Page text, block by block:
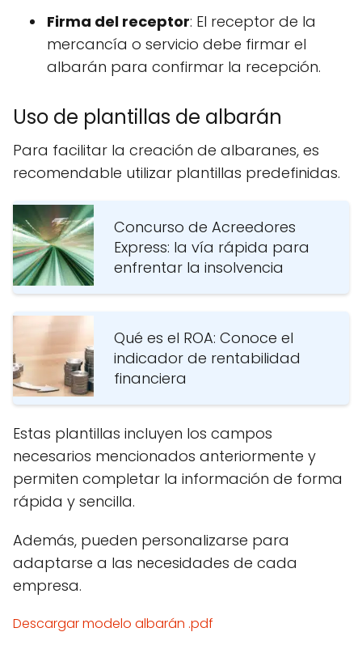
Firma del receptor: El receptor de la
mercancía o servicio debe firmar el
albarán para confirmar la recepción.
Uso de plantillas de albarán
Para facilitar la creación de albaranes, es
recomendable utilizar plantillas predefinidas.
Concurso de Acreedores
Express: la vía rápida para
enfrentar la insolvencia
Qué es el ROA: Conoce el
indicador de rentabilidad
financiera
Estas plantillas incluyen los campos
necesarios mencionados anteriormente y
permiten completar la información de forma
rápida y sencilla.
Además, pueden personalizarse para
adaptarse a las necesidades de cada
empresa.
Descargar modelo albarán .pdf